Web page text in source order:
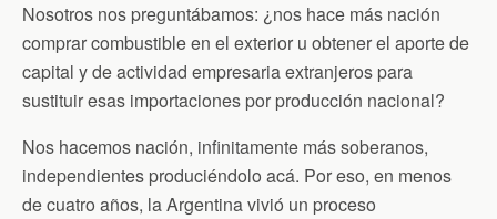
Nosotros nos preguntábamos: ¿nos hace más nación
comprar combustible en el exterior u obtener el aporte de
capital y de actividad empresaria extranjeros para
sustituir esas importaciones por producción nacional?
Nos hacemos nación, infinitamente más soberanos,
independientes produciéndolo acá. Por eso, en menos
de cuatro años, la Argentina vivió un proceso